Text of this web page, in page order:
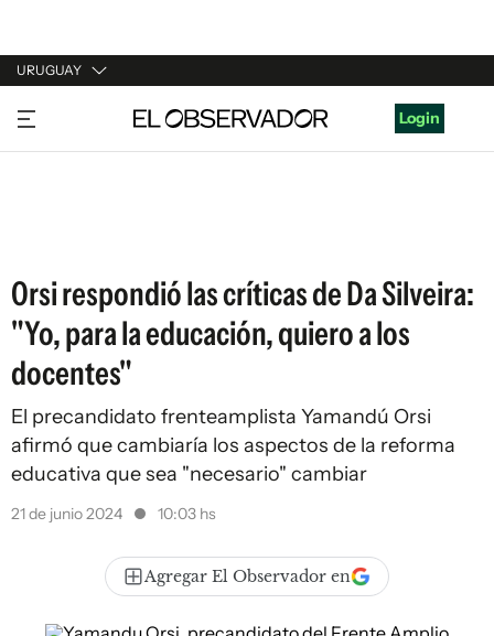
URUGUAY
URUGUAY
ARGENTINA
Login
Orsi respondió las críticas de Da Silveira:
"Yo, para la educación, quiero a los
docentes"
El precandidato frenteamplista Yamandú Orsi
afirmó que cambiaría los aspectos de la reforma
educativa que sea "necesario" cambiar
21 de junio 2024 10:03 hs
Agregar El Observador en